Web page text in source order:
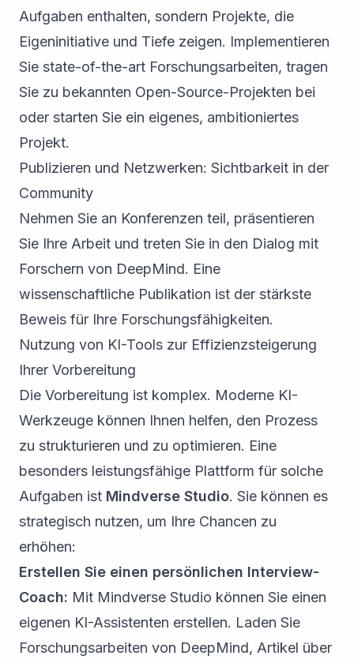
Aufgaben enthalten, sondern Projekte, die
Eigeninitiative und Tiefe zeigen. Implementieren
Sie state-of-the-art Forschungsarbeiten, tragen
Sie zu bekannten Open-Source-Projekten bei
oder starten Sie ein eigenes, ambitioniertes
Projekt.
Publizieren und Netzwerken: Sichtbarkeit in der
Community
Nehmen Sie an Konferenzen teil, präsentieren
Sie Ihre Arbeit und treten Sie in den Dialog mit
Forschern von DeepMind. Eine
wissenschaftliche Publikation ist der stärkste
Beweis für Ihre Forschungsfähigkeiten.
Nutzung von KI-Tools zur Effizienzsteigerung
Ihrer Vorbereitung
Die Vorbereitung ist komplex. Moderne KI-
Werkzeuge können Ihnen helfen, den Prozess
zu strukturieren und zu optimieren. Eine
besonders leistungsfähige Plattform für solche
Aufgaben ist Mindverse Studio. Sie können es
strategisch nutzen, um Ihre Chancen zu
erhöhen:
Erstellen Sie einen persönlichen Interview-
Coach: Mit Mindverse Studio können Sie einen
eigenen KI-Assistenten erstellen. Laden Sie
Forschungsarbeiten von DeepMind, Artikel über